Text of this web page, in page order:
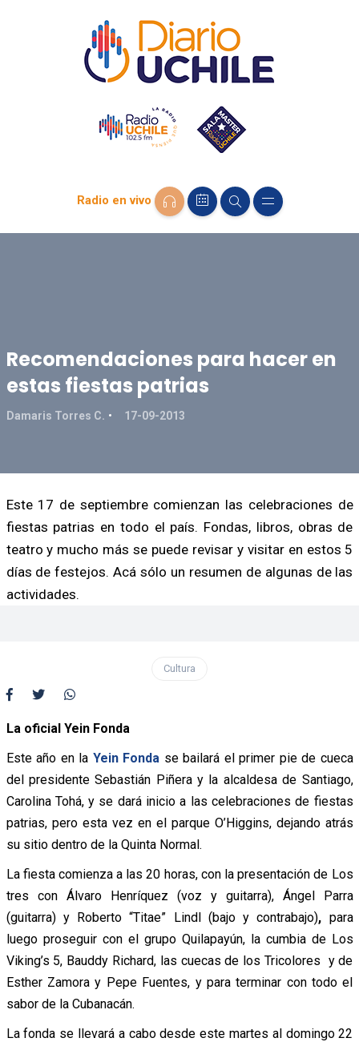
Radio en vivo
Recomendaciones para hacer en
estas fiestas patrias
Damaris Torres C. 17-09-2013
Este 17 de septiembre comienzan las celebraciones de
fiestas patrias en todo el país. Fondas, libros, obras de
teatro y mucho más se puede revisar y visitar en estos 5
días de festejos. Acá sólo un resumen de algunas de las
actividades.
Cultura
La oficial Yein Fonda
Este año en la Yein Fonda se bailará el primer pie de cueca
del presidente Sebastián Piñera y la alcaldesa de Santiago,
Carolina Tohá, y se dará inicio a las celebraciones de fiestas
patrias, pero esta vez en el parque O’Higgins, dejando atrás
su sitio dentro de la Quinta Normal.
La fiesta comienza a las 20 horas, con la presentación de Los
tres con Álvaro Henríquez (voz y guitarra), Ángel Parra
(guitarra) y Roberto “Titae” Lindl (bajo y contrabajo), para
luego proseguir con el grupo Quilapayún, la cumbia de Los
Viking’s 5, Bauddy Richard, las cuecas de los Tricolores y de
Esther Zamora y Pepe Fuentes, y para terminar con todo el
sabor de la Cubanacán.
La fonda se llevará a cabo desde este martes al domingo 22